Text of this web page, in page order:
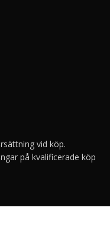
vid köp.
på kvalificerade köp